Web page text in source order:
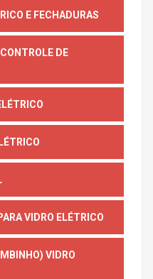
E FECHADURAS
DE
VIDRO ELÉTRICO
VIDRO